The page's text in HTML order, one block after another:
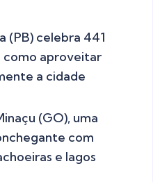
(PB) celebra 441
como aproveitar
a cidade
(GO), uma
com
e lagos